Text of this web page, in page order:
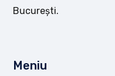
București.
Meniu